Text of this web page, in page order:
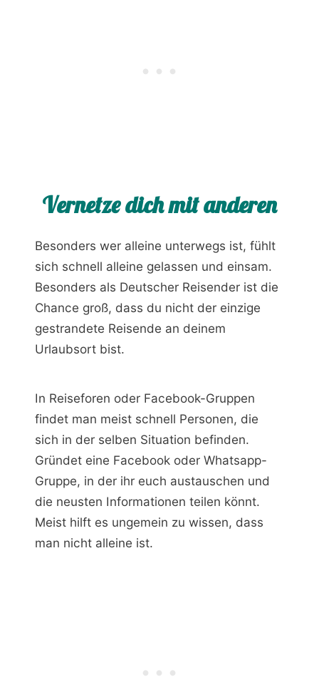
Vernetze dich mit anderen
Besonders wer alleine unterwegs ist, fühlt
sich schnell alleine gelassen und einsam.
Besonders als Deutscher Reisender ist die
Chance groß, dass du nicht der einzige
gestrandete Reisende an deinem
Urlaubsort bist.
In Reiseforen oder Facebook-Gruppen
findet man meist schnell Personen, die
sich in der selben Situation befinden.
Gründet eine Facebook oder Whatsapp-
Gruppe, in der ihr euch austauschen und
die neusten Informationen teilen könnt.
Meist hilft es ungemein zu wissen, dass
man nicht alleine ist.